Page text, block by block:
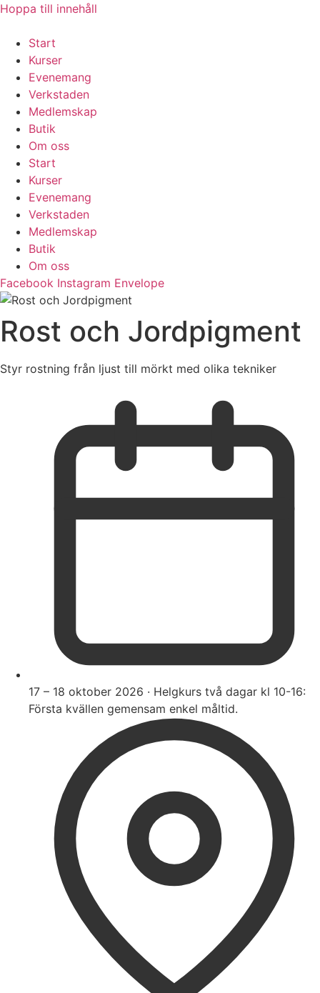
Hoppa till innehåll
Start
Kurser
Evenemang
Verkstaden
Medlemskap
Butik
Om oss
Start
Kurser
Evenemang
Verkstaden
Medlemskap
Butik
Om oss
Facebook Instagram Envelope
Rost och Jordpigment
Styr rostning från ljust till mörkt med olika tekniker
17 – 18 oktober 2026 · Helgkurs två dagar kl 10-16:
Första kvällen gemensam enkel måltid.